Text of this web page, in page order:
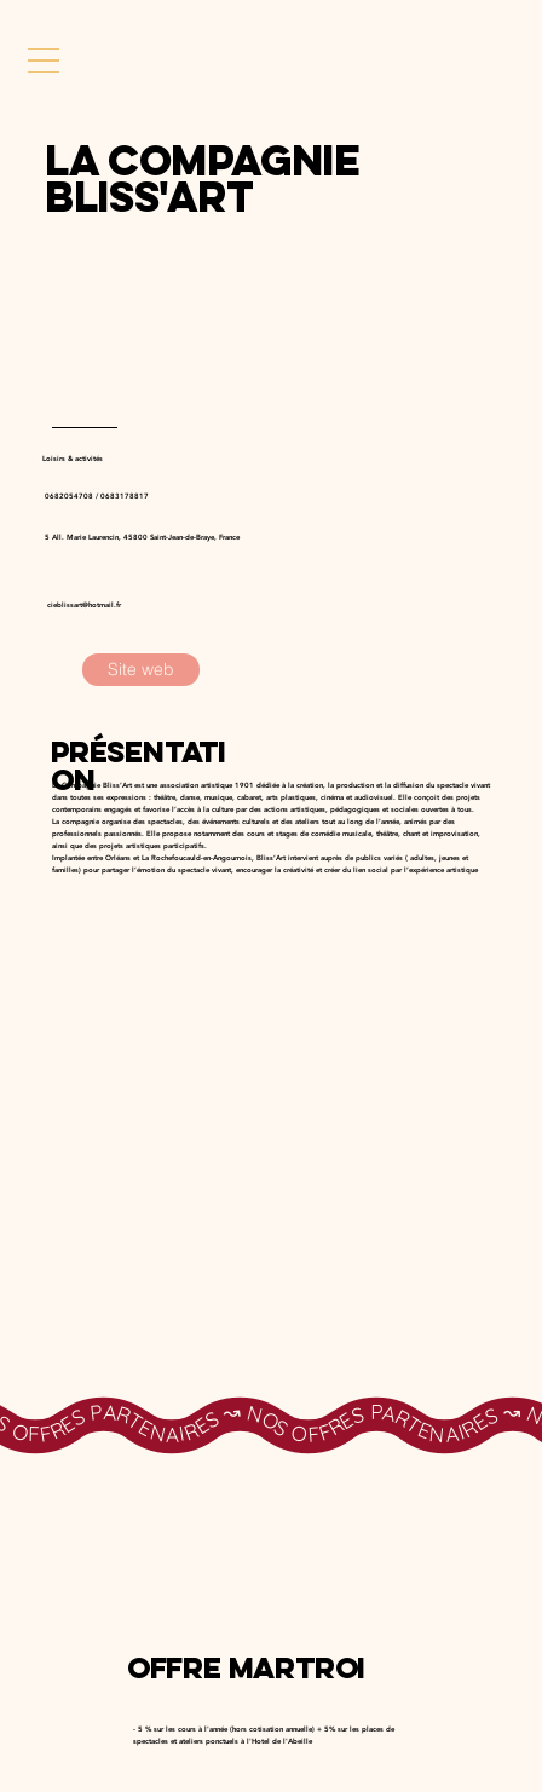
La Compagnie
Bliss'Art
Loisirs & activités
0682054708 / 0683178817
5 All. Marie Laurencin, 45800 Saint-Jean-de-Braye, France
cieblissart@hotmail.fr
Site web
Présentati
on
La Compagnie Bliss’Art est une association artistique 1901 dédiée à la création, la production et la diffusion du spectacle vivant
dans toutes ses expressions : théâtre, danse, musique, cabaret, arts plastiques, cinéma et audiovisuel. Elle conçoit des projets
contemporains engagés et favorise l’accès à la culture par des actions artistiques, pédagogiques et sociales ouvertes à tous.
La compagnie organise des spectacles, des événements culturels et des ateliers tout au long de l’année, animés par des
professionnels passionnés. Elle propose notamment des cours et stages de comédie musicale, théâtre, chant et improvisation,
ainsi que des projets artistiques participatifs.
Implantée entre Orléans et La Rochefoucauld-en-Angoumois, Bliss’Art intervient auprès de publics variés ( adultes, jeunes et
familles) pour partager l’émotion du spectacle vivant, encourager la créativité et créer du lien social par l’expérience artistique
↝ NOS OFFRES PARTENAIRES ↝ NOS OFFRES PARTENAIRES ↝ NOS OFFRES PARTENAIRES ↝ NOS OFFRES PARTENAIRES ↝ NOS OFFRES PARTENAIRES ↝ NOS OFFRES PARTENAIRES ↝ NOS OFFRES PARTENAIRES ↝ NOS OFFRES PARTENAIRES ↝
Offre Martroi
- 5 % sur les cours à l'année (hors cotisation annuelle) + 5% sur les places de
spectacles et ateliers ponctuels à l'Hotel de l'Abeille